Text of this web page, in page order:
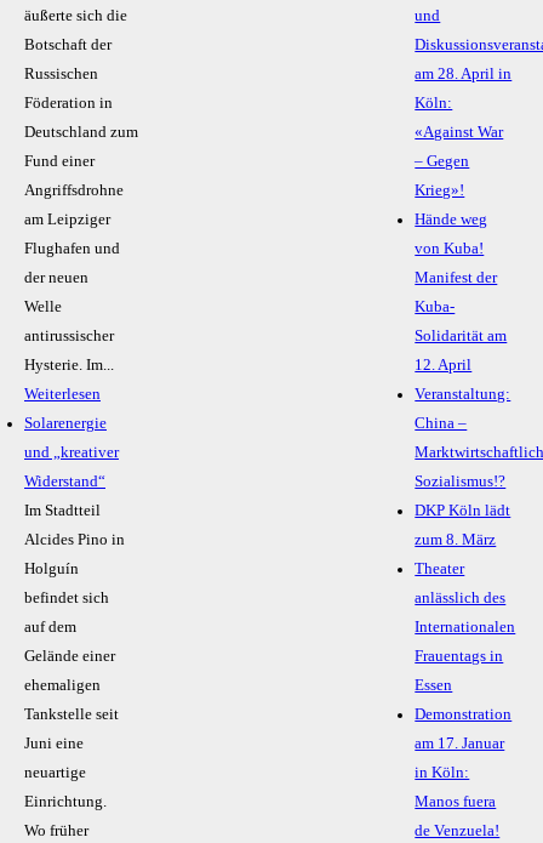
äußerte sich die
Botschaft der
Russischen
Föderation in
Deutschland zum
Fund einer
Angriffsdrohne
am Leipziger
Flughafen und
der neuen
Welle
antirussischer
Hysterie. Im...
Weiterlesen
Solarenergie
und „kreativer
Widerstand“
Im Stadtteil
Alcides Pino in
Holguín
befindet sich
auf dem
Gelände einer
ehemaligen
Tankstelle seit
Juni eine
neuartige
Einrichtung.
Wo früher
und
am 28. April in
Köln:
«Against War
– Gegen
Krieg»!
Hände weg
von Kuba!
Manifest der
Kuba-
Solidarität am
12. April
Veranstaltung:
China –
Sozialismus!?
DKP Köln lädt
zum 8. März
Theater
anlässlich des
Internationalen
Frauentags in
Essen
Demonstration
am 17. Januar
in Köln:
Manos fuera
de Venzuela!